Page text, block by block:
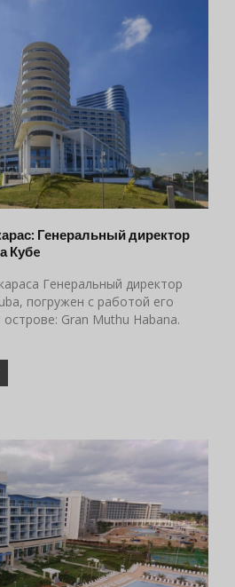
Генеральный директор
Кубe
Генеральный директор
погружен с работой его
Gran Muthu Habana.